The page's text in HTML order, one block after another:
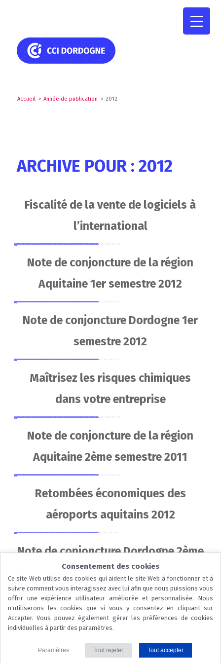
Accueil > Année de publication > 2012
ARCHIVE POUR : 2012
Fiscalité de la vente de logiciels à
l’international
Note de conjoncture de la région
Aquitaine 1er semestre 2012
Note de conjoncture Dordogne 1er
semestre 2012
Maîtrisez les risques chimiques
dans votre entreprise
Note de conjoncture de la région
Aquitaine 2ème semestre 2011
Retombées économiques des
aéroports aquitains 2012
Note de conjoncture Dordogne 2ème
semestre 2011
...
des données|Politique des cookies
Consentement des cookies
Ce site Web utilise des cookies qui aident le site Web à fonctionner et à
suivre comment vous interagissez avec lui afin que nous puissions vous
offrir une expérience utilisateur améliorée et personnalisée. Nous
n'utiliserons les cookies que si vous y consentez en cliquant sur
Accepter. Vous pouvez également gérer les préférences de cookies
individuelles à partir des paramètres.
Paramètres Tout rejeter Tout accepter